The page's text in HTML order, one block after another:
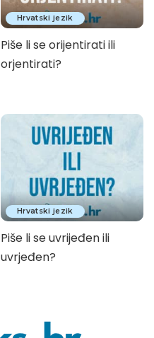
Hrvatski jezik
Piše li se orijentirati ili
orjentirati?
Hrvatski jezik
Piše li se uvrijeđen ili
uvrjeđen?